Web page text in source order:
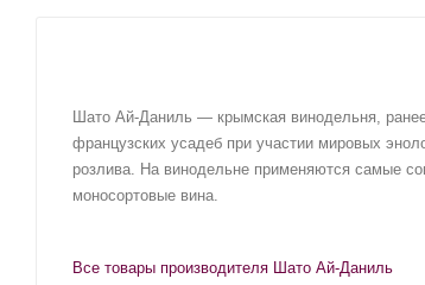
Шато Ай-Даниль — крымская винодельня,
французских усадеб при участии мировых
розлива. На винодельне применяются самые
моносортовые вина.
Все товары производителя Шато Ай-Даниль